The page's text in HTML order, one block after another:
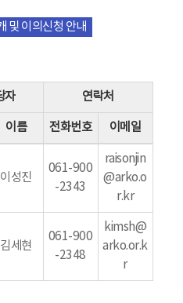
및 이의신청 안내
자 연락처
이름 전화번호 이메일
이성진
061-900
-2343
raisonjin
@arko.o
r.kr
김세현
061-900
-2348
kimsh@
arko.or.k
r